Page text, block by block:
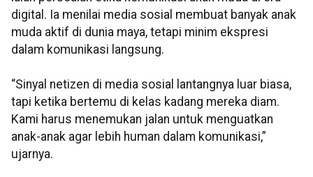
digital. Ia menilai media sosial membuat banyak anak
muda aktif di dunia maya, tetapi minim ekspresi
dalam komunikasi langsung.
“Sinyal netizen di media sosial lantangnya luar biasa,
tapi ketika bertemu di kelas kadang mereka diam.
Kami harus menemukan jalan untuk menguatkan
anak-anak agar lebih human dalam komunikasi,”
ujarnya.